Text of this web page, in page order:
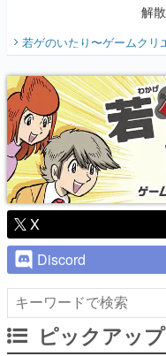
解
『
り】
若ゲのいたり〜ゲームクリ
X
Discord
ピックアップ